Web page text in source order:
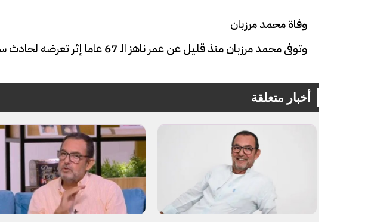
وفاة محمد مرزبان
وتوفى محمد مرزبان منذ قليل عن عمر ناهز الـ 67 عاما إثر تعرضه لحادث سير.
أخبار متعلقة
الوداع الأخير.. دفن جثامين الضحايا
فيديو
افتتاح أكبر صرح ديني في القوصية..